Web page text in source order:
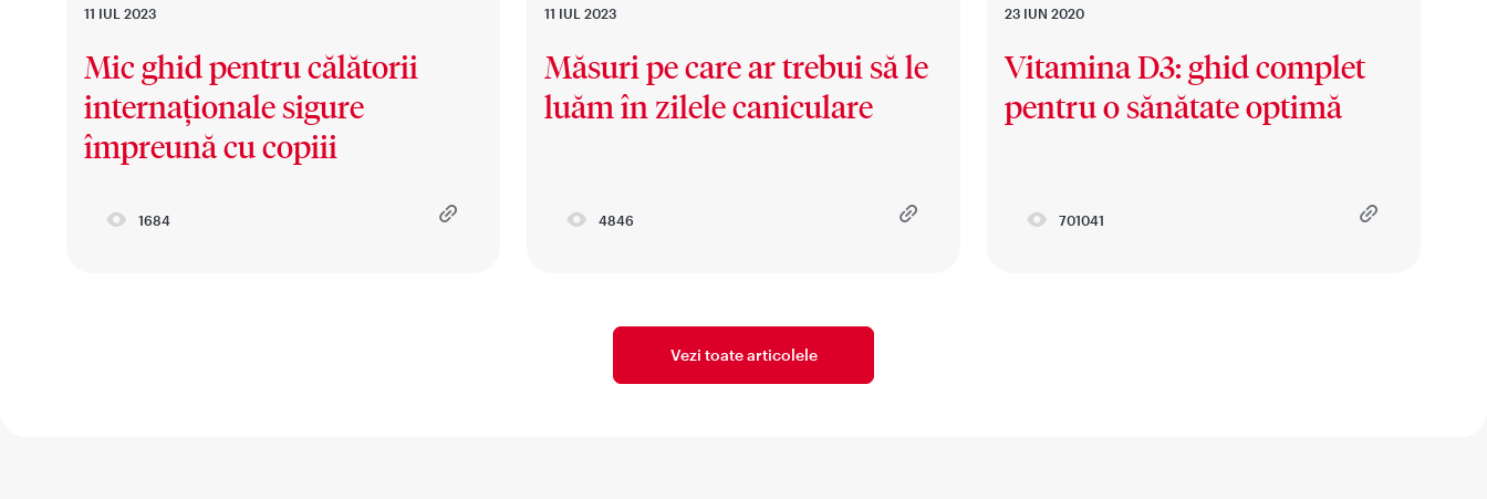
11 IUL 2023
Mic ghid pentru călătorii
internaționale sigure
împreună cu copiii
1684
11 IUL 2023
Măsuri pe care ar trebui să le
luăm în zilele caniculare
4846
23 IUN 2020
Vitamina D3: ghid complet
pentru o sănătate optimă
701041
Vezi toate articolele